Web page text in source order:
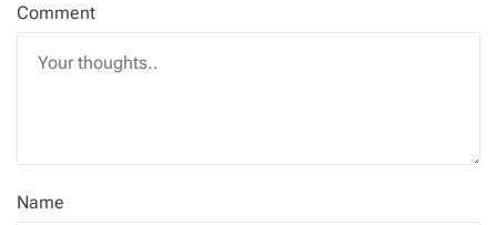
Comment
Name